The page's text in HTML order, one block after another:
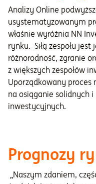
Analizy Online
usystematyzowanym
właśnie wyróżnia NN
rynku. Siłą zespołu
różnorodność, zgranie
z większych zespołów
Uporządkowany proces
na osiąganie solidnych
inwestycyjnych.
Prognozy
„Naszym zdaniem,